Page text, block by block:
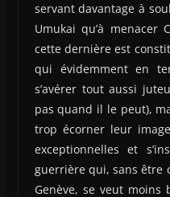
servant davantage à
Umukai qu’à
cette dernière est
qui évidemment en
s’avérer tout aussi
pas quand il le peut),
trop écorner leur
exceptionnelles et
guerrière qui, sans être
Genève, se veut